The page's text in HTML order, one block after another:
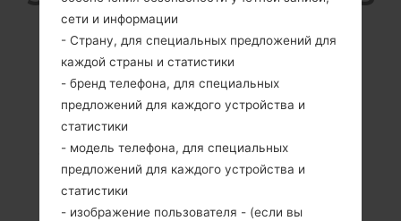
СЕРИИ
2.3 дюйма, 35 x 46
mm (~31.9%
соотношение
экрана к телу)
330MHz ARM 1136,
TI OMAP 2430
сети и информации
- Страну, для специальных предложений для
каждой страны и статистики
- бренд телефона, для специальных
предложений для каждого устройства и
статистики
- модель телефона, для специальных
предложений для каждого устройства и
статистики
- изображение пользователя - (если вы